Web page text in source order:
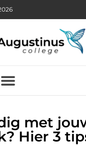
met
Hier 3